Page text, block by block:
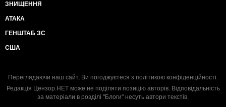
ЗНИЩЕННЯ
АТАКА
ГЕНШТАБ ЗС
США
Переглядаючи наш сайт, Ви погоджуєтеся з політикою конфіденційності.
Редакція Цензор.НЕТ може не поділяти позицію авторів. Відповідальність
за матеріали в розділі "Блоги" несуть автори текстів.